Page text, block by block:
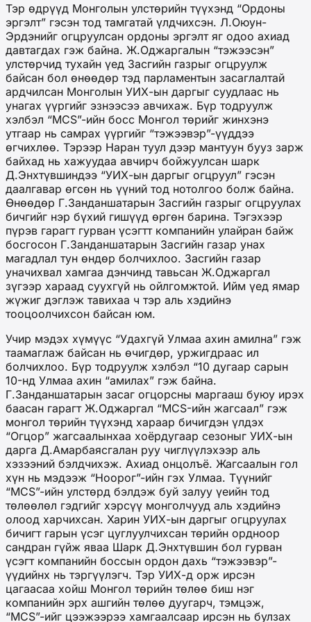
Тэр өдрүүд Монголын улстөрийн түүхэнд “Ордоны
эргэлт” гэсэн тод тамгатай үлдчихсэн. Л.Оюун-
Эрдэнийг огцруулсан ордоны эргэлт яг одоо ахиад
давтагдах гэж байна. Ж.Оджаргалын “тэжээсэн”
улстөрчид тухайн үед Засгийн газрыг огцруулж
байсан бол өнөөдөр тэд парламентын засаглалтай
ардчилсан Монголын УИХ-ын даргыг суудлаас нь
унагах үүргийг эзнээсээ авчихаж. Бүр тодруулж
хэлбэл “MCS”-ийн босс Монгол төрийг жинхэнэ
утгаар нь самрах үүргийг “тэжээвэр”-үүддээ
өгчихлөө. Тэрээр Наран туул дээр мантуун бууз зарж
байхад нь хажуудаа авчирч бойжуулсан шарк
Д.Энхтүвшиндээ “УИХ-ын даргыг огцруул” гэсэн
даалгавар өгсөн нь үүний тод нотолгоо болж байна.
Өнөөдөр Г.Занданшатарын Засгийн газрыг огцруулах
бичгийг нэр бүхий гишүүд өргөн барина. Тэгэхээр
пүрэв гарагт гурван үсэгтт компанийн улайран байж
босгосон Г.Занданшатарын Засгийн газар унах
магадлал тун өндөр болчихлоо. Засгийн газар
уначихвал хамгаа дэнчинд тавьсан Ж.Оджаргал
зүгээр хараад суухгүй нь ойлгомжтой. Ийм үед ямар
жүжиг дэглэж тавихаа ч тэр аль хэдийнэ
тооцоолчихсон байсан юм.
Учир мэдэх хүмүүс “Удахгүй Улмаа ахин амилна” гэж
таамаглаж байсан нь өчигдөр, уржигдраас ил
болчихлоо. Бүр тодруулж хэлбэл “10 дугаар сарын
10-нд Улмаа ахин “амилах” гэж байна.
Г.Занданшатарын засаг огцорсны маргааш буюу ирэх
баасан гарагт Ж.Оджаргал “MCS-ийн жагсаал” гэж
монгол төрийн түүхэнд хараар бичигдэн үлдэх
“Огцор” жагсаалынхаа хоёрдугаар сезоныг УИХ-ын
дарга Д.Амарбаясгалан руу чиглүүлэхээр аль
хэзээний бэлдчихэж. Ахиад онцолъё. Жагсаалын гол
хүн нь мэдээж “Ноорог”-ийн гэх Улмаа. Түүнийг
“MCS”-ийн улстөрд бэлдэж буй залуу үеийн тод
төлөөлөл гэдгийг хэрсүү монголчууд аль хэдийнэ
олоод харчихсан. Харин УИХ-ын даргыг огцруулах
бичигт гарын үсэг цуглуулчихсан төрийн ордноор
сандран гүйж яваа Шарк Д.Энхтүвшин бол гурван
үсэгт компанийн боссын ордон дахь “тэжээвэр”-
үүдийнх нь тэргүүлэгч. Тэр УИХ-д орж ирсэн
цагаасаа хойш Монгол төрийн төлөө биш нэг
компанийн эрх ашгийн төлөө дуугарч, тэмцэж,
“MCS”-ийг цээжээрээ хамгаалсаар ирсэн нь булзах